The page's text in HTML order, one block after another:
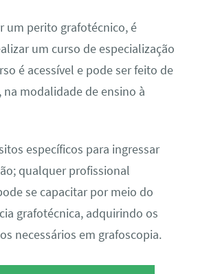
um perito grafotécnico, é
um curso de especialização
é acessível e pode ser feito de
modalidade de ensino à
específicos para ingressar
qualquer profissional
se capacitar por meio do
grafotécnica, adquirindo os
necessários em grafoscopia.